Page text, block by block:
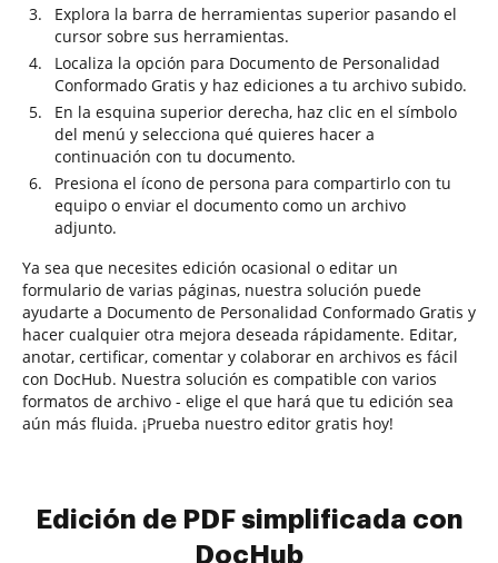
Explora la barra de herramientas superior pasando el
cursor sobre sus herramientas.
Localiza la opción para Documento de Personalidad
Conformado Gratis y haz ediciones a tu archivo subido.
En la esquina superior derecha, haz clic en el símbolo
del menú y selecciona qué quieres hacer a
continuación con tu documento.
Presiona el ícono de persona para compartirlo con tu
equipo o enviar el documento como un archivo
adjunto.
Ya sea que necesites edición ocasional o editar un
formulario de varias páginas, nuestra solución puede
ayudarte a Documento de Personalidad Conformado Gratis y
hacer cualquier otra mejora deseada rápidamente. Editar,
anotar, certificar, comentar y colaborar en archivos es fácil
con DocHub. Nuestra solución es compatible con varios
formatos de archivo - elige el que hará que tu edición sea
aún más fluida. ¡Prueba nuestro editor gratis hoy!
Edición de PDF simplificada con
DocHub